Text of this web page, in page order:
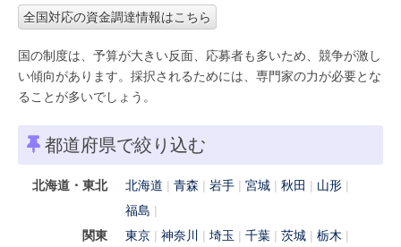
全国対応の資金調達情報はこちら
国の制度は、予算が大きい反面、応募者も多いため、競争が激し
い傾向があります。採択されるためには、専門家の力が必要とな
ることが多いでしょう。
都道府県で絞り込む
北海道・東北 北海道 青森 岩手 宮城 秋田
山形
福島
関東
東京 神奈川 埼玉 千葉 茨城
栃木